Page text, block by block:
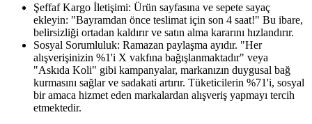
Şeffaf Kargo İletişimi: Ürün sayfasına ve sepete sayaç
ekleyin: "Bayramdan önce teslimat için son 4 saat!" Bu ibare,
belirsizliği ortadan kaldırır ve satın alma kararını hızlandırır.
Sosyal Sorumluluk: Ramazan paylaşma ayıdır. "Her
alışverişinizin %1'i X vakfına bağışlanmaktadır" veya
"Askıda Koli" gibi kampanyalar, markanızın duygusal bağ
kurmasını sağlar ve sadakati artırır. Tüketicilerin %71'i, sosyal
bir amaca hizmet eden markalardan alışveriş yapmayı tercih
etmektedir.